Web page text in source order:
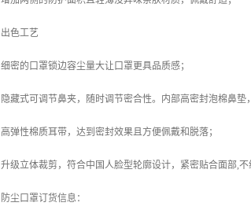
出色工艺
细密的口罩锁边容尘量大让口罩更具品质感；
隐藏式可调节鼻夹，随时调节密合性。内部高密封泡棉鼻垫
高弹性棉质耳带，达到密封效果且方便佩戴和脱落；
升级立体裁剪，符合中国人脸型轮廓设计，紧密贴合面部,不
防尘口罩订货信息：